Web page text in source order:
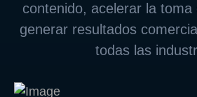
contenido, acelerar la toma
generar resultados
todas las